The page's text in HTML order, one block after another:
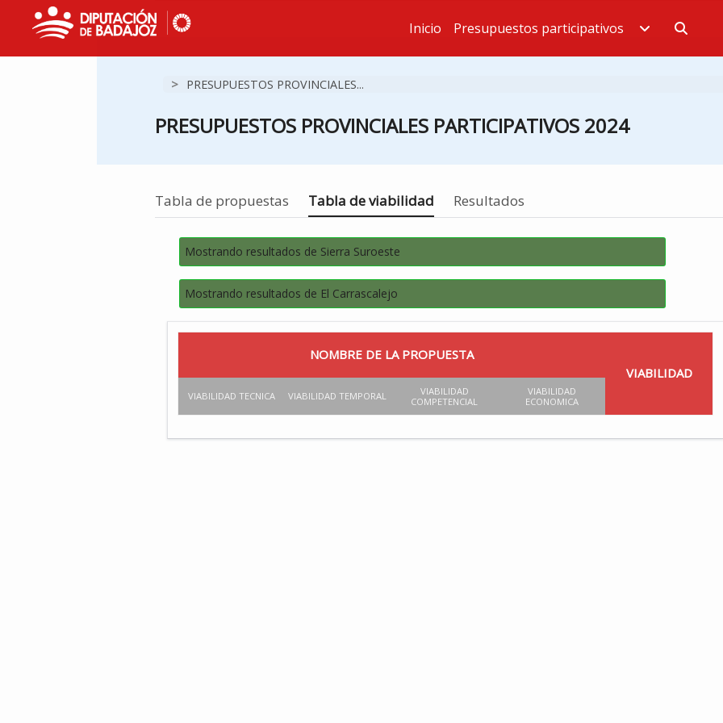
Estás en
Inicio Presupuestos participativos
> PRESUPUESTOS PROVINCIALES...
PRESUPUESTOS PROVINCIALES PARTICIPATIVOS 2024
Tabla de propuestas Estás en
Tabla de viabilidad Resultados
Mostrando resultados de Sierra Suroeste
Mostrando resultados de El Carrascalejo
NOMBRE DE LA PROPUESTA
VIABILIDAD
VIABILIDAD TECNICA VIABILIDAD TEMPORAL
VIABILIDAD
COMPETENCIAL
VIABILIDAD
ECONOMICA